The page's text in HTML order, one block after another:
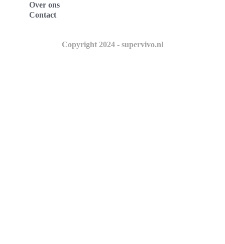
Over ons
Contact
Copyright 2024 - supervivo.nl